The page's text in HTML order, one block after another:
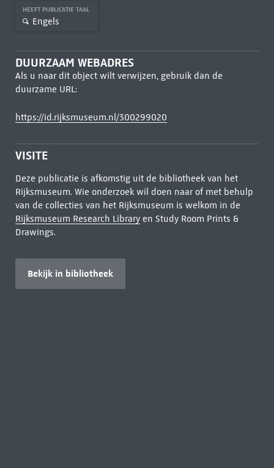
HEEFT PUBLICATIE TAAL
Engels
DUURZAAM WEBADRES
Als u naar dit object wilt verwijzen, gebruik dan de
duurzame URL:
https://id.rijksmuseum.nl/300299020
VISITE
Deze publicatie is afkomstig uit de bibliotheek van het
Rijksmuseum. Wie onderzoek wil doen naar of met behulp
van de collecties van het Rijksmuseum is welkom in de
Rijksmuseum Research Libraryen Study Room Prints &
Drawings.
Bekijk in bibliotheek